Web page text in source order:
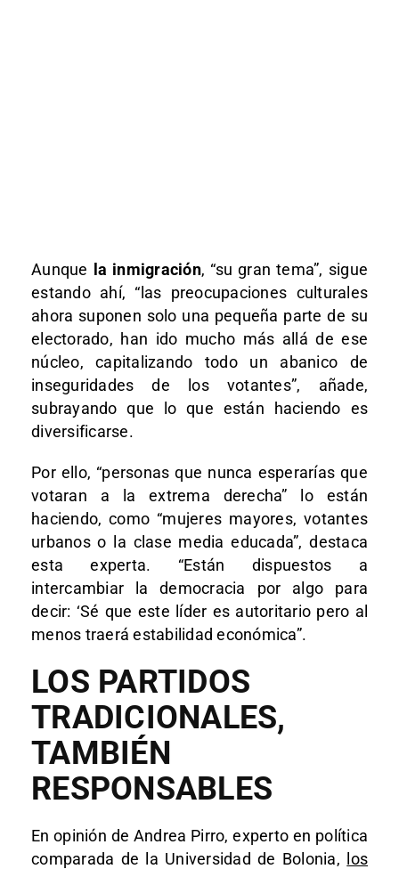
Aunque la inmigración, “su gran tema”, sigue
estando ahí, “las preocupaciones culturales
ahora suponen solo una pequeña parte de su
electorado, han ido mucho más allá de ese
núcleo, capitalizando todo un abanico de
inseguridades de los votantes”, añade,
subrayando que lo que están haciendo es
diversificarse.
Por ello, “personas que nunca esperarías que
votaran a la extrema derecha” lo están
haciendo, como “mujeres mayores, votantes
urbanos o la clase media educada”, destaca
esta experta. “Están dispuestos a
intercambiar la democracia por algo para
decir: ‘Sé que este líder es autoritario pero al
menos traerá estabilidad económica”.
LOS PARTIDOS
TRADICIONALES,
TAMBIÉN
RESPONSABLES
En opinión de Andrea Pirro, experto en política
comparada de la Universidad de Bolonia,
los